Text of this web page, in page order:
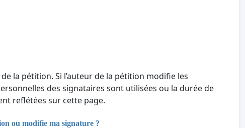
la pétition. Si l’auteur de la pétition modifie les
des signataires sont utilisées ou la durée de
reflétées sur cette page.
ou modifie ma signature ?